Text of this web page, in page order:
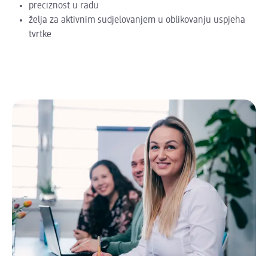
preciznost u radu
želja za aktivnim sudjelovanjem u oblikovanju uspjeha
tvrtke